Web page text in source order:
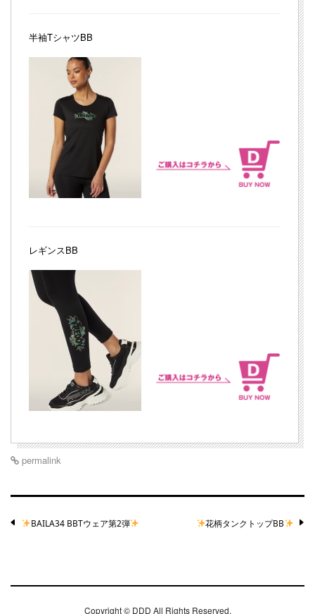
半袖TシャツBB
レギンスBB
permalink
Post
BAILA34 BBTウェア第2弾 花柄タンクトップBB
Copyright © DDD All Rights Reserved.